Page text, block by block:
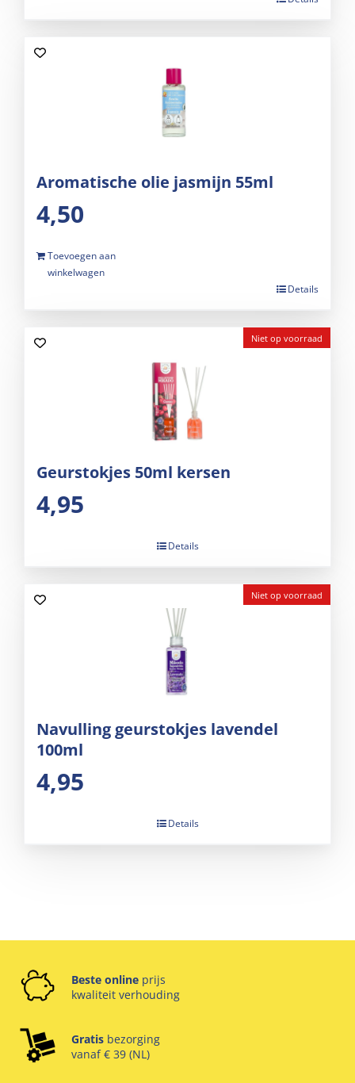
Aromatische olie jasmijn 55ml
4,50
Toevoegen aan
winkelwagen
Details
Niet op voorraad
Geurstokjes 50ml kersen
4,95
Details
Niet op voorraad
Navulling geurstokjes lavendel
100ml
4,95
Details
Beste online prijs
kwaliteit verhouding
Gratis bezorging
vanaf € 39 (NL)